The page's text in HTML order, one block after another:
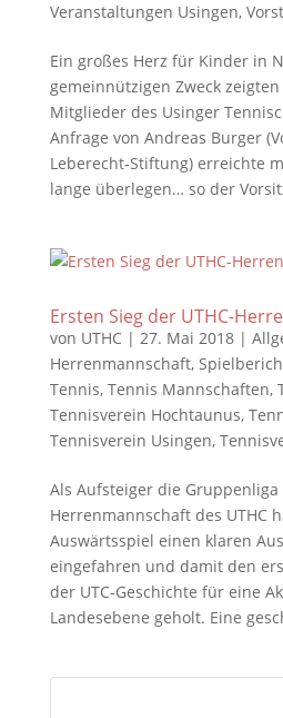
Veranstaltungen Usingen,
Ein großes Herz für Kinder in
gemeinnützigen Zweck zeigten
Mitglieder des Usinger
Anfrage von Andreas Burger
Leberecht-Stiftung) erreichte
lange überlegen… so der
Ersten Sieg der UTHC-
von UTHC| 27. Mai 2018|
Herrenmannschaft,
Tennis, Tennis Mannschaften,
Tennisverein Hochtaunus,
Tennisverein Usingen,
Als Aufsteiger die
Herrenmannschaft des UTHC
Auswärtsspiel einen klaren
eingefahren und damit den
der UTC-Geschichte für eine
Landesebene geholt. Eine